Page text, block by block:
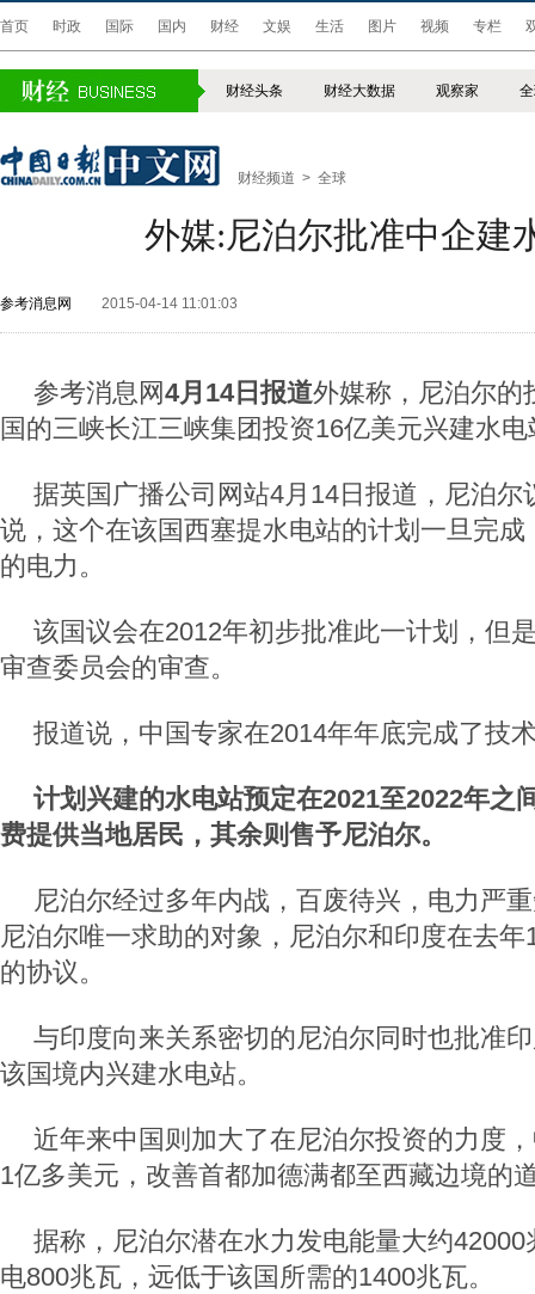
首页 时政 国际 国内 财经 文娱 生活 图片 视频 专栏
财经头条 财经大数据 观察家
财经频道 > 全球
外媒:尼泊尔批准中企建
参考消息网 2015-04-14 11:01:03
参考消息网4月14日报道外媒称，尼泊尔的
国的三峡长江三峡集团投资16亿美元兴建水
据英国广播公司网站4月14日报道，尼泊尔
说，这个在该国西塞提水电站的计划一旦完
的电力。
该国议会在2012年初步批准此一计划，但
审查委员会的审查。
报道说，中国专家在2014年年底完成了技
计划兴建的水电站预定在2021至2022年之
费提供当地居民，其余则售予尼泊尔。
尼泊尔经过多年内战，百废待兴，电力严
尼泊尔唯一求助的对象，尼泊尔和印度在去
的协议。
与印度向来关系密切的尼泊尔同时也批准
该国境内兴建水电站。
近年来中国则加大了在尼泊尔投资的力度
1亿多美元，改善首都加德满都至西藏边境的
据称，尼泊尔潜在水力发电能量大约
电800兆瓦，远低于该国所需的1400兆瓦。